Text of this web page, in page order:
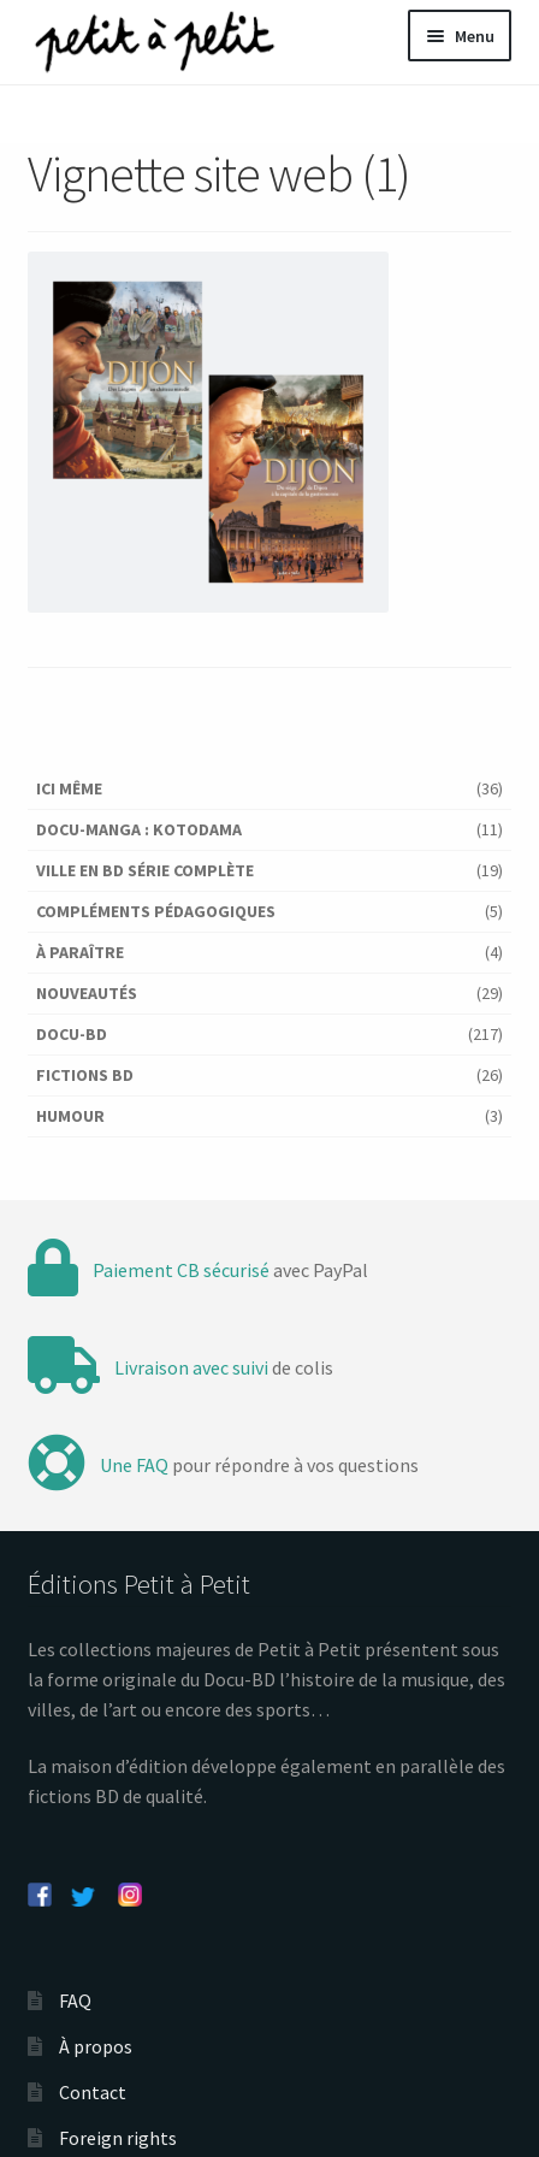
Aller
à
Aller
au
Menu
Vignette site web (1)
ICI MÊME
(36)
DOCU-MANGA : KOTODAMA
(11)
VILLE EN BD SÉRIE COMPLÈTE
(19)
COMPLÉMENTS PÉDAGOGIQUES
(5)
À PARAÎTRE
(4)
NOUVEAUTÉS
(29)
DOCU-BD
(217)
FICTIONS BD
(26)
HUMOUR
(3)
Paiement CB sécurisé avec PayPal
Livraison avec suivi de colis
Une FAQ pour répondre à vos questions
Éditions Petit à Petit
Les collections majeures de Petit à Petit présentent sous
la forme originale du Docu-BD l’histoire de la musique, des
villes, de l’art ou encore des sports…
La maison d’édition développe également en parallèle des
fictions BD de qualité.
FAQ
À propos
Contact
Foreign rights